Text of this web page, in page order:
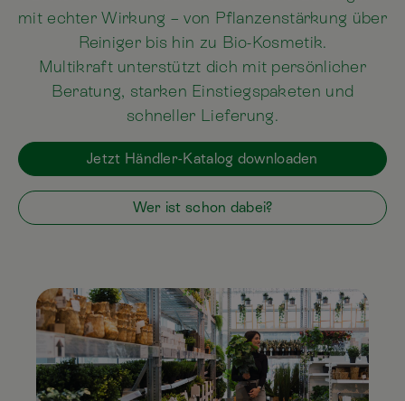
mit echter Wirkung – von Pflanzenstärkung über
Reiniger bis hin zu Bio-Kosmetik.
Multikraft unterstützt dich mit persönlicher
Beratung, starken Einstiegspaketen und
schneller Lieferung.
Jetzt Händler-Katalog downloaden
Wer ist schon dabei?